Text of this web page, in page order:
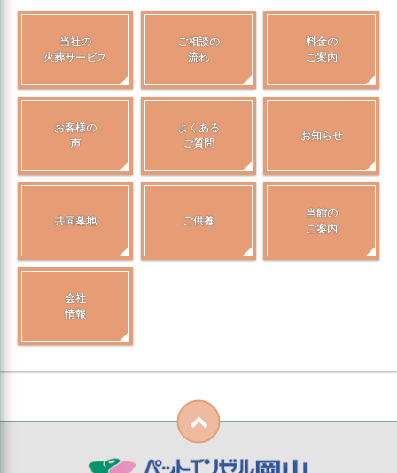
当社の
火葬サービス
ご相談の
流れ
料金の
ご案内
お客様の
声
よくある
ご質問
お知らせ
共同墓地 ご供養
当館の
ご案内
会社
情報